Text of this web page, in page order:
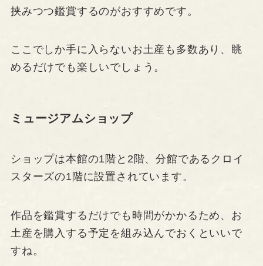
挟みつつ鑑賞するのがおすすめです。
ここでしか手に入らないお土産も多数あり、眺
めるだけでも楽しいでしょう。
ミュージアムショップ
ショップは本館の1階と2階、分館であるクロイ
スターズの1階に設置されています。
作品を鑑賞するだけでも時間がかかるため、お
土産を購入する予定を組み込んでおくといいで
すね。